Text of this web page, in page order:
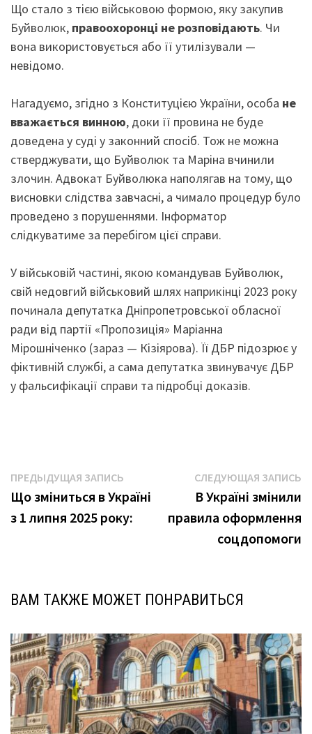
Що стало з тією військовою формою, яку закупив
Буйволюк, правоохоронці не розповідають. Чи
вона використовується або її утилізували —
невідомо.
Нагадуємо, згідно з Конституцією України, особа не
вважається винною, доки її провина не буде
доведена у суді у законний спосіб. Тож не можна
стверджувати, що Буйволюк та Маріна вчинили
злочин. Адвокат Буйволюка наполягав на тому, що
висновки слідства завчасні, а чимало процедур було
проведено з порушеннями. Інформатор
слідкуватиме за перебігом цієї справи.
У військовій частині, якою командував Буйволюк,
свій недовгий військовий шлях наприкінці 2023 року
починала депутатка Дніпропетровської обласної
ради від партії «Пропозиція» Маріанна
Мірошніченко (зараз — Кізіярова). Її ДБР підозрює у
фіктивній службі, а сама депутатка звинувачує ДБР
у фальсифікації справи та підробці доказів.
Навигация
по
ПРЕДЫДУЩАЯ ЗАПИСЬ
запись:
Що зміниться в Україні
з 1 липня 2025 року:
СЛЕДУЮЩАЯ ЗАПИСЬ
В Україні змінили
правила оформлення
соцдопомоги
ВАМ ТАКЖЕ МОЖЕТ ПОНРАВИТЬСЯ